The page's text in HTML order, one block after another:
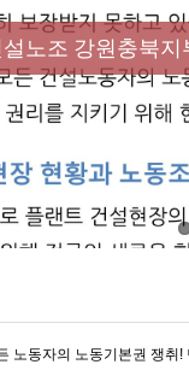
책임져라 : 청
노조 강원충북지
업 이모저모
교비정규직노동
모임
노동자의 노동기본권 쟁취